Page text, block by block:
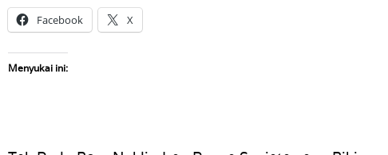
Facebook X
Menyukai ini: